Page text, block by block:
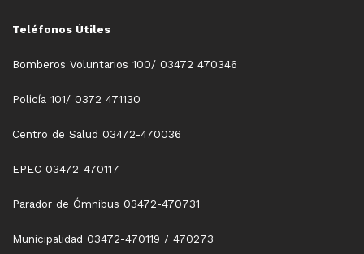
Teléfonos Útiles
Bomberos Voluntarios 100/ 03472 470346
Policía 101/ 0372 471130
Centro de Salud 03472-470036
EPEC 03472-470117
Parador de Ómnibus 03472-470731
Municipalidad 03472-470119 / 470273